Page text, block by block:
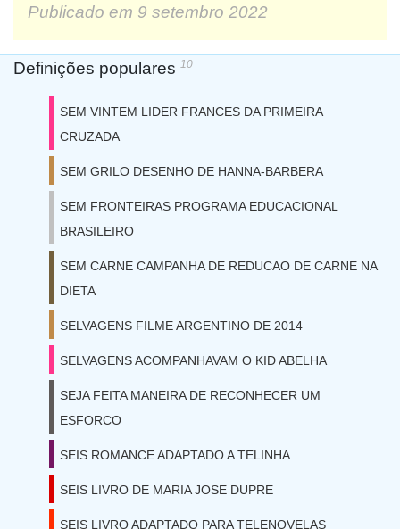
Publicado em 9 setembro 2022
Definições populares 10
SEM VINTEM LIDER FRANCES DA PRIMEIRA
CRUZADA
SEM GRILO DESENHO DE HANNA-BARBERA
SEM FRONTEIRAS PROGRAMA EDUCACIONAL
BRASILEIRO
SEM CARNE CAMPANHA DE REDUCAO DE CARNE NA
DIETA
SELVAGENS FILME ARGENTINO DE 2014
SELVAGENS ACOMPANHAVAM O KID ABELHA
SEJA FEITA MANEIRA DE RECONHECER UM
ESFORCO
SEIS ROMANCE ADAPTADO A TELINHA
SEIS LIVRO DE MARIA JOSE DUPRE
SEIS LIVRO ADAPTADO PARA TELENOVELAS